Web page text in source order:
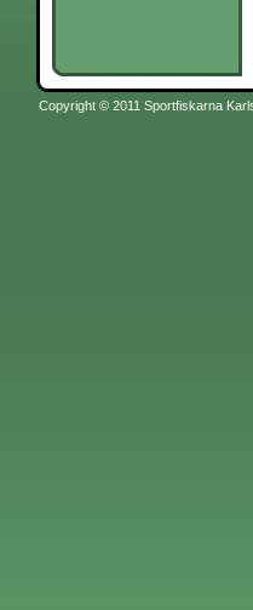
Copyright © 2011 Sportfiskarna